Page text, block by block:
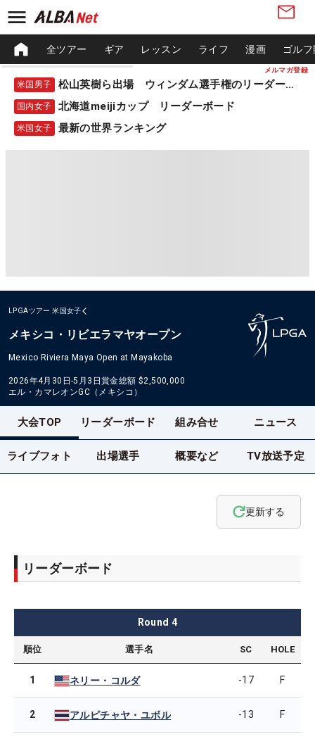
メルマガ登録
全ツアー ギア レッスン ライフ 漫画 ゴル
米国男子 松山英樹ら出場 ウィンダム選手権のリーダーボード
国内女子 北海道meijiカップ リーダーボード
米国女子 最新の世界ランキング
LPGAツアー 米国女子
メキシコ・リビエラマヤオープン
Mexico Riviera Maya Open at Mayakoba
2026年4月30日-5月3日賞金総額 $2,500,000
エル・カマレオンGC（メキシコ）
大会TOP リーダーボード 組み合せ ニュース
ライブフォト 出場選手 概要など TV放送予定
更新する
リーダーボード
Round 4
順位 選手名 SC HOLE
1 ネリー・コルダ -17 F
2 アルピチャヤ・ユボル -13 F